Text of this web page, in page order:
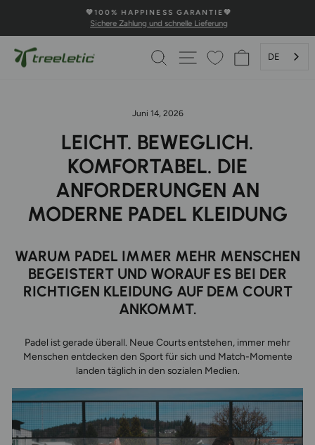
Inhalt
Pause
💚100% HAPPINESS GARANTIE💚
Sichere Zahlung und schnelle Lieferung
SUCHE SEITENNAVIGATION
DE
Juni 14, 2026
LEICHT. BEWEGLICH.
KOMFORTABEL. DIE
ANFORDERUNGEN AN
MODERNE PADEL KLEIDUNG
WARUM PADEL IMMER MEHR MENSCHEN
BEGEISTERT UND WORAUF ES BEI DER
RICHTIGEN KLEIDUNG AUF DEM COURT
ANKOMMT.
Padel ist gerade überall. Neue Courts entstehen, immer mehr
Menschen entdecken den Sport für sich und Match-Momente
landen täglich in den sozialen Medien.